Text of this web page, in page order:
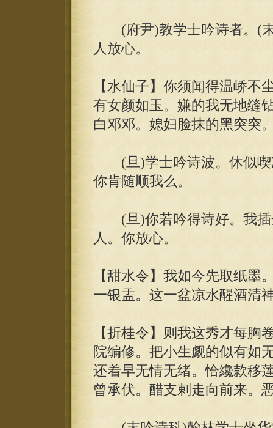
(府尹)教学士吟诗者。(末
人放心。
【水仙子】你须闻得温峤不
有女颜如玉。嫌的我无地缝
白邓邓。媳妇脸抹的黑突突
(旦)学士吟诗波。休似喫
你肯随顺我么。
(旦)你若吟得诗好。我插
人。你放心。
【甜水令】我如今先取纸墨
一银盂。这一盆凉水醒酒清
【折桂令】则我这秀才每胸
院编修。把小生觑的似有如
还着早无情无绪。恰纔款移
曾承伏。醋支剌走向前来。